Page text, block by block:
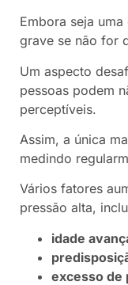
Embora seja
grave se não for
Um aspecto
pessoas podem
perceptíveis.
Assim, a única
medindo
Vários fatores
pressão alta,
idade
excesso de